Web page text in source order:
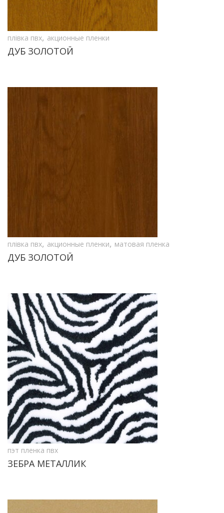
плівка пвх, акционные пленки
ДУБ ЗОЛОТОЙ
плівка пвх, акционные пленки, матовая пленка
ДУБ ЗОЛОТОЙ
пэт пленка пвх
ЗЕБРА МЕТАЛЛИК